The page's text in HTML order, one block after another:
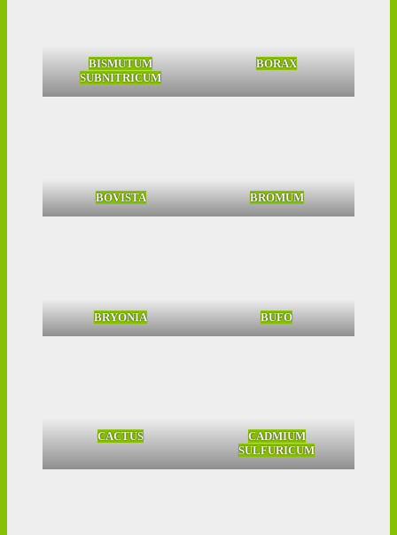
BISMUTUM
SUBNITRICUM
BORAX
BOVISTA BROMUM
BRYONIA BUFO
CACTUS
CADMIUM
SULFURICUM